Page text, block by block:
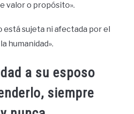
valor o propósito».
está sujeta ni afectada por el
humanidad».
a su esposo
siempre